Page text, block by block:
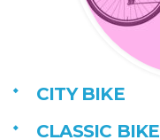
CITY BIKE
CLASSIC BIKE